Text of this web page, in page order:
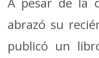
abrazó su
publicó un